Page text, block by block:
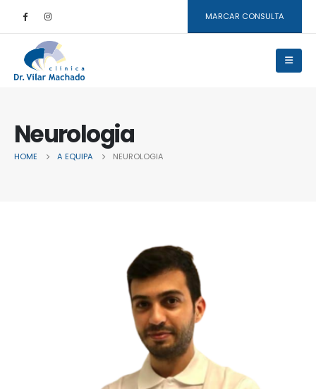
MARCAR CONSULTA
Neurologia
HOME A EQUIPA NEUROLOGIA